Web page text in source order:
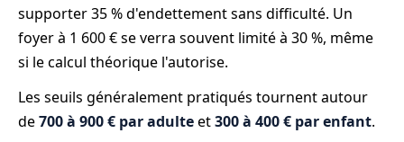
supporter 35 % d'endettement sans difficulté. Un
foyer à 1 600 € se verra souvent limité à 30 %, même
si le calcul théorique l'autorise.
Les seuils généralement pratiqués tournent autour
de700 à 900 € par adulteet300 à 400 € par enfant.